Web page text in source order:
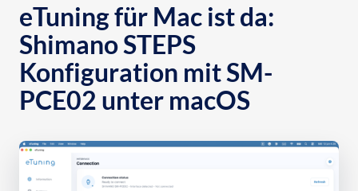
eTuning für Mac ist da:
Shimano STEPS
Konfiguration mit SM-
PCE02 unter macOS